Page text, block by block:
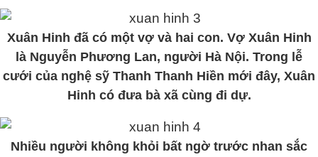
Xuân Hinh đã có một vợ và hai con. Vợ Xuân Hinh
là Nguyễn Phương Lan, người Hà Nội. Trong lễ
cưới của nghệ sỹ Thanh Thanh Hiền mới đây, Xuân
Hinh có đưa bà xã cùng đi dự.
Nhiều người không khỏi bất ngờ trước nhan sắc